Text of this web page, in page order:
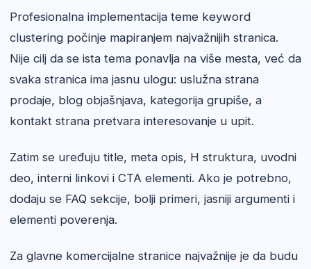
Profesionalna implementacija teme keyword
clustering počinje mapiranjem najvažnijih stranica.
Nije cilj da se ista tema ponavlja na više mesta, već da
svaka stranica ima jasnu ulogu: uslužna strana
prodaje, blog objašnjava, kategorija grupiše, a
kontakt strana pretvara interesovanje u upit.
Zatim se uređuju title, meta opis, H struktura, uvodni
deo, interni linkovi i CTA elementi. Ako je potrebno,
dodaju se FAQ sekcije, bolji primeri, jasniji argumenti i
elementi poverenja.
Za glavne komercijalne stranice najvažnije je da budu